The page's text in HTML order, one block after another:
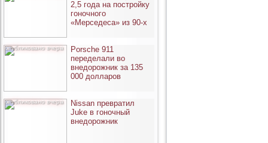
2,5 года на постройку
гоночного
«Мерседеса» из 90-х
опубликовано вчера
Porsche 911
переделали во
внедорожник за 135
000 долларов
опубликовано вчера
Nissan превратил
Juke в гоночный
внедорожник